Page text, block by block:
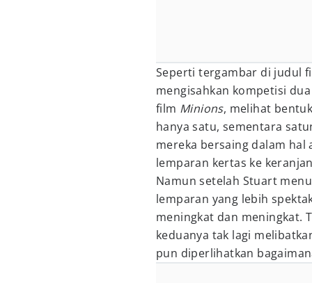
Seperti tergambar di judul
mengisahkan kompetisi
film Minions, melihat
hanya satu, sementara
mereka bersaing dalam hal
lemparan kertas ke
Namun setelah Stuart
lemparan yang lebih
meningkat dan meningkat.
keduanya tak lagi
pun diperlihatkan